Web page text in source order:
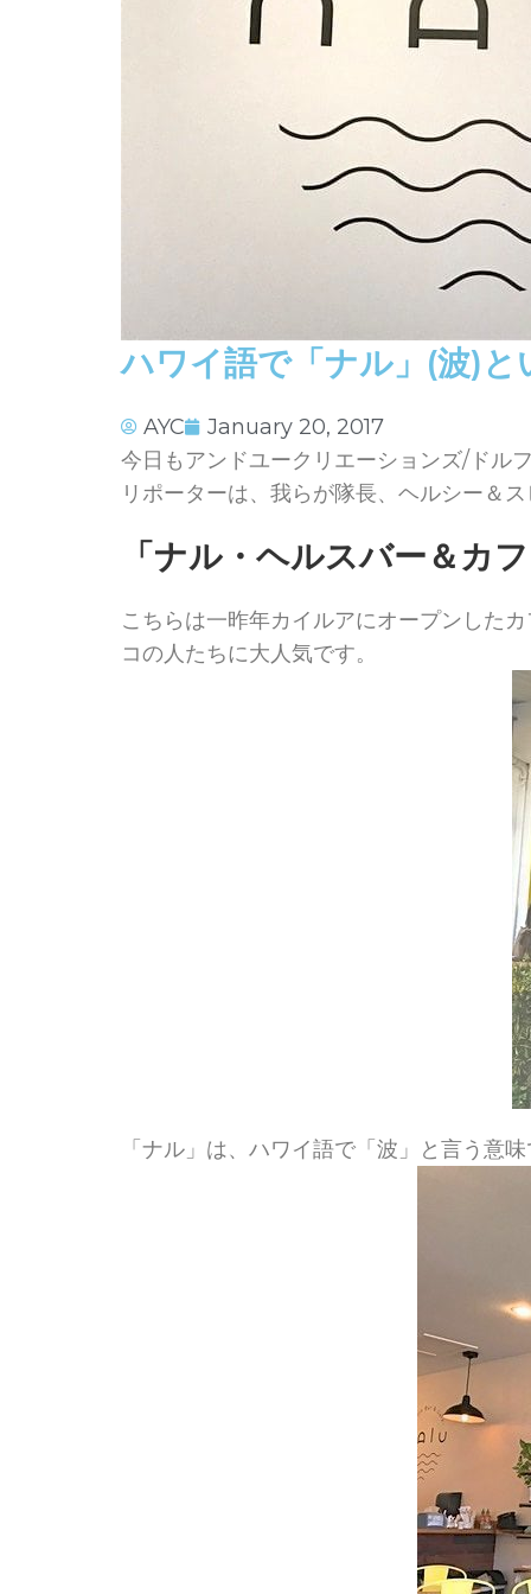
ハワイ語で「ナル」(波)と
AYC
January 20, 2017
今日もアンドユークリエーションズ/ドル
リポーターは、我らが隊長、ヘルシー＆
「ナル・ヘルスバー＆
こちらは一昨年カイルアにオープンした
コの人たちに大人気です。
「ナル」は、ハワイ語で「波」と言う意